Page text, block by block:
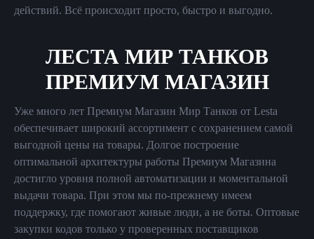
действий. Всё происходит просто, быстро и выгодно.
ЛЕСТА МИР ТАНКОВ
ПРЕМИУМ МАГАЗИН
Уже много лет Премиум Магазин Мир Танков от Lesta
обеспечивает широкий ассортимент с сохранением самой
выгодной цены на товары. Долгое построение
оптимальной архитектуры работы Премиум Магазина
достигло уровня полной автоматизации и моментальной
выдачи товара. При этом мы по-прежнему имеем
поддержку, где помогают живые люди, а не боты. Оптовые
закупки кодов только у проверенных поставщиков